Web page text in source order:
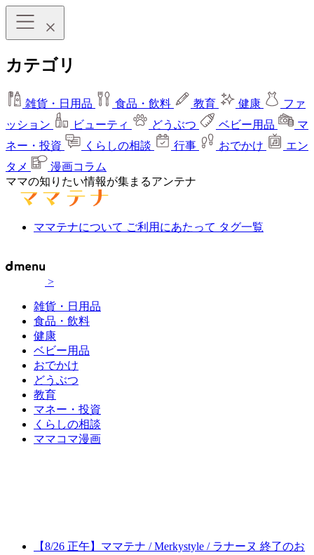
カテゴリ
雑貨・日用品 食品・飲料 教育 健康
ファ
ッション
ビューティ どうぶつ ベビー用品
マ
ネー・投資
くらしの相談 行事 おでかけ
エン
タメ
漫画コラム
ママの知りたい情報が集まるアンテナ
ママテナについて ご利用にあたって タグ一覧
>
雑貨・日用品
食品・飲料
健康
ベビー用品
おでかけ
どうぶつ
教育
マネー・投資
くらしの相談
ママコマ漫画
【8/26 正午】ママテナ / Merkystyle / ラナーヌ 終了のお